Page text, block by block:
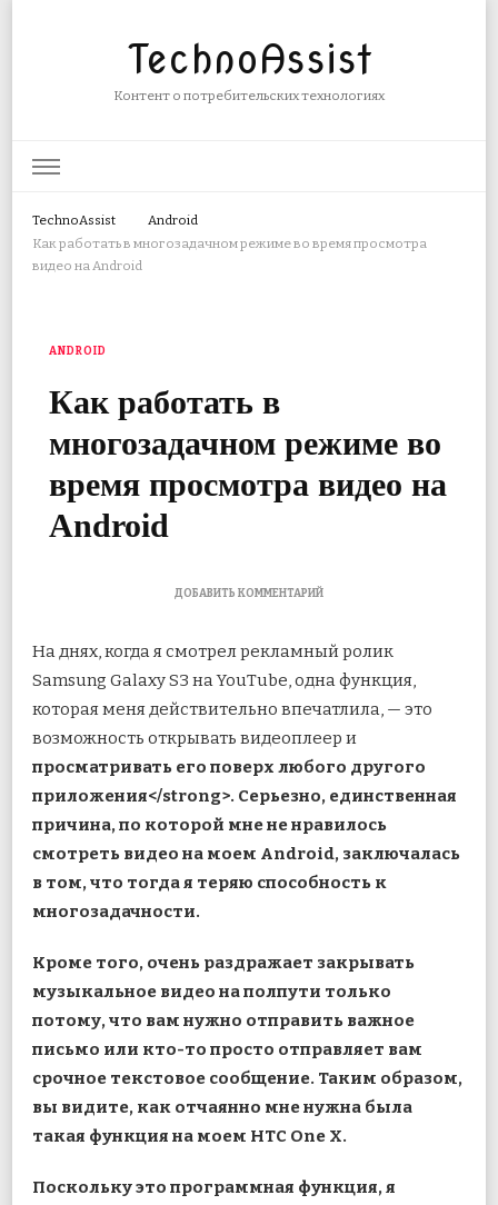
TechnoAssist
Контент о потребительских технологиях
TechnoAssist
Android
Как работать в многозадачном режиме во время просмотра
видео на Android
ANDROID
Как работать в
многозадачном режиме во
время просмотра видео на
Android
ДОБАВИТЬ КОММЕНТАРИЙК
РАБОТАТЬ
МНОГОЗАДАЧНОМ
РЕЖИМЕ
ВРЕМЯ
ПРОСМОТРА
НА
ANDROID
На днях, когда я смотрел рекламный ролик
Samsung Galaxy S3 на YouTube, одна функция,
которая меня действительно впечатлила, — это
возможность открывать видеоплеер и
просматривать его поверх любого другого
приложения</strong>. Серьезно, единственная
причина, по которой мне не нравилось
смотреть видео на моем Android, заключалась
в том, что тогда я теряю способность к
многозадачности.
Кроме того, очень раздражает закрывать
музыкальное видео на полпути только
потому, что вам нужно отправить важное
письмо или кто-то просто отправляет вам
срочное текстовое сообщение. Таким образом,
вы видите, как отчаянно мне нужна была
такая функция на моем HTC One X.
Поскольку это программная функция, я